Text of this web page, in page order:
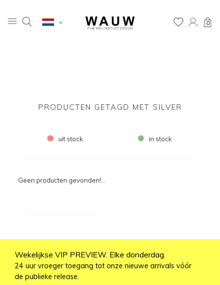
0
PRODUCTEN GETAGD MET SILVER
uit stock in stock
Geen producten gevonden!...
Wekelijkse VIP PREVIEW. Elke donderdag.
24 uur vroeger toegang tot onze nieuwe arrivals vóór
de publieke release.